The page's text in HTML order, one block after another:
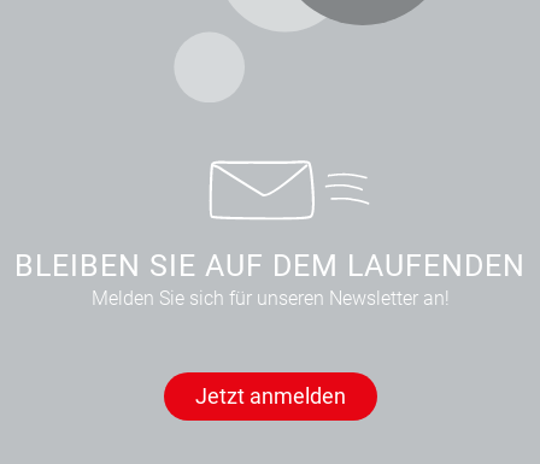
BLEIBEN SIE AUF DEM LAUFENDEN
Melden Sie sich für unseren Newsletter an!
Jetzt anmelden